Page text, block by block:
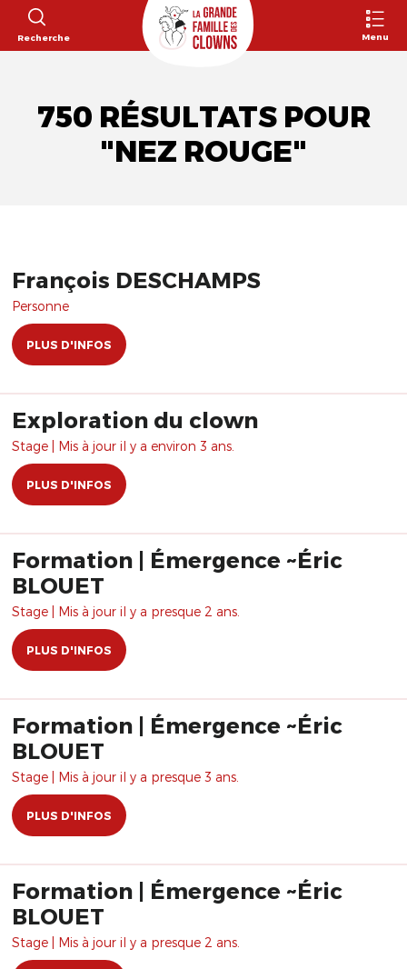
Recherche Menu
750 RÉSULTATS POUR
"NEZ ROUGE"
François DESCHAMPS
Personne
PLUS D'INFOS
Exploration du clown
Stage | Mis à jour il y a environ 3 ans.
PLUS D'INFOS
Formation | Émergence ~Éric
BLOUET
Stage | Mis à jour il y a presque 2 ans.
PLUS D'INFOS
Formation | Émergence ~Éric
BLOUET
Stage | Mis à jour il y a presque 3 ans.
PLUS D'INFOS
Formation | Émergence ~Éric
BLOUET
Stage | Mis à jour il y a presque 2 ans.